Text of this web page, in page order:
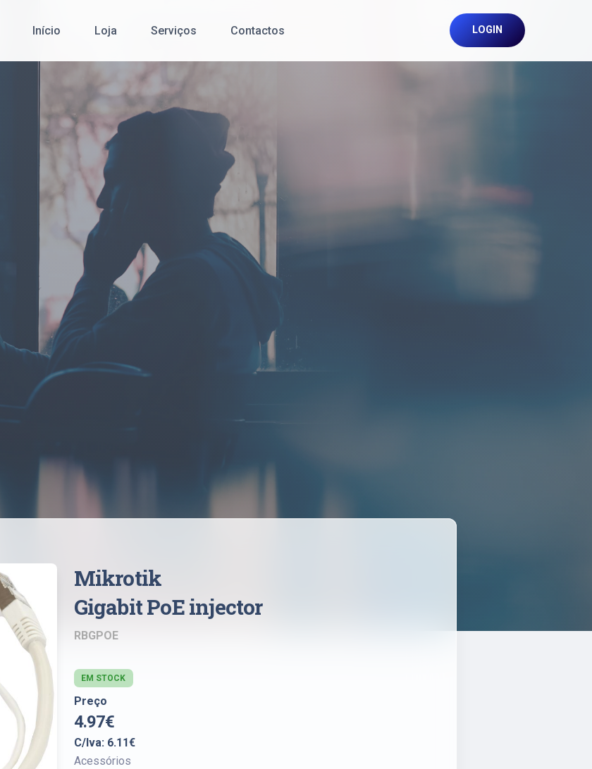
Início Loja Serviços
Cibersegurança
Redes de Comunicação de Dados
Serviço Pós-Venda
Desenvolvimento de Software
Office 365
Contactos LOGIN
Mikrotik
Gigabit PoE injector
RBGPOE
EM STOCK
Preço
4.97€
C/Iva: 6.11€
Acessórios